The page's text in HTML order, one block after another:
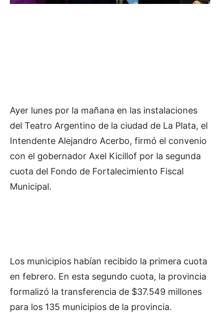
Ayer lunes por la mañana en las instalaciones
del Teatro Argentino de la ciudad de La Plata, el
Intendente Alejandro Acerbo, firmó el convenio
con el gobernador Axel Kicillof por la segunda
cuota del Fondo de Fortalecimiento Fiscal
Municipal.
Los municipios habían recibido la primera cuota
en febrero. En esta segundo cuota, la provincia
formalizó la transferencia de $37.549 millones
para los 135 municipios de la provincia.